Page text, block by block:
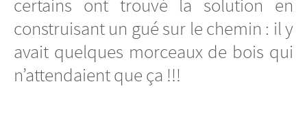
certains ont trouvé la solution en
construisant un gué sur le chemin : il y
avait quelques morceaux de bois qui
n’attendaient que ça !!!